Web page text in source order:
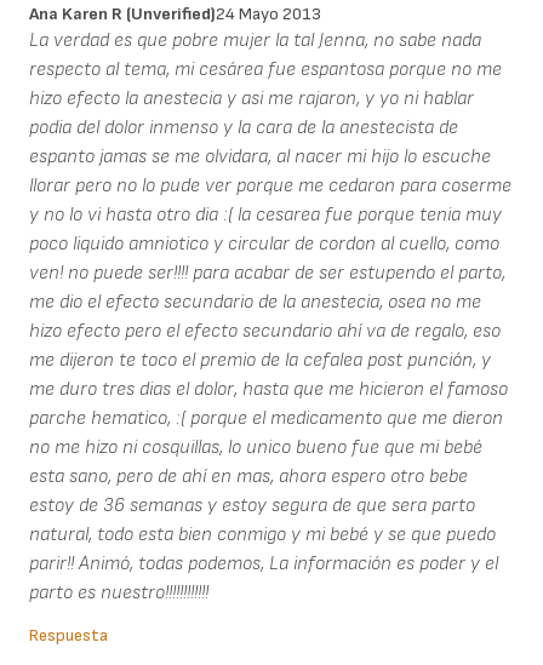
Ana Karen R (unverified)24 Mayo 2013
La verdad es que pobre mujer la tal Jenna, no sabe nada
respecto al tema, mi cesárea fue espantosa porque no me
hizo efecto la anestecia y asi me rajaron, y yo ni hablar
podia del dolor inmenso y la cara de la anestecista de
espanto jamas se me olvidara, al nacer mi hijo lo escuche
llorar pero no lo pude ver porque me cedaron para coserme
y no lo vi hasta otro dia :( la cesarea fue porque tenia muy
poco liquido amniotico y circular de cordon al cuello, como
ven! no puede ser!!!! para acabar de ser estupendo el parto,
me dio el efecto secundario de la anestecia, osea no me
hizo efecto pero el efecto secundario ahí va de regalo, eso
me dijeron te toco el premio de la cefalea post punción, y
me duro tres dias el dolor, hasta que me hicieron el famoso
parche hematico, :( porque el medicamento que me dieron
no me hizo ni cosquillas, lo unico bueno fue que mi bebé
esta sano, pero de ahí en mas, ahora espero otro bebe
estoy de 36 semanas y estoy segura de que sera parto
natural, todo esta bien conmigo y mi bebé y se que puedo
parir!! Animó, todas podemos, La información es poder y el
parto es nuestro!!!!!!!!!!!!
Respuesta